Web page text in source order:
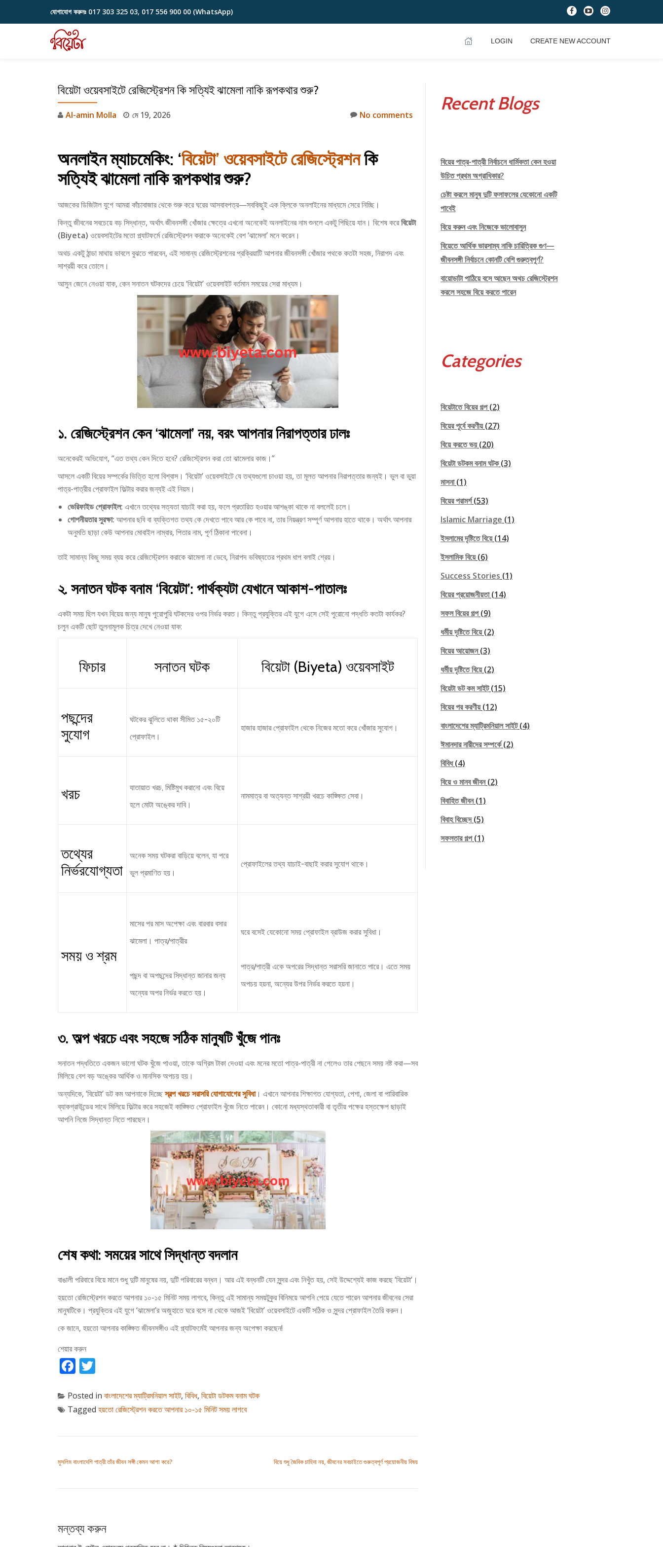
Skip
যোগাযোগ করুনঃ 017 303 325 03, 017 556 900 00 (WhatsApp)
fa-
facebook
fa-
youtube-
play
fa-
instagram
LOGIN CREATE NEW ACCOUNT
বিয়েটা ওয়েবসাইটে রেজিস্ট্রেশন কি সত্যিই ঝামেলা নাকি রূপকথার শুরু?
Al-amin Molla মে 19, 2026 No comments
অনলাইন ম্যাচমেকিং: ‘বিয়েটা’ ওয়েবসাইটে রেজিস্ট্রেশনকি
সত্যিই ঝামেলা নাকি রূপকথার শুরু?
আজকের ডিজিটাল যুগে আমরা কাঁচাবাজার থেকে শুরু করে ঘরের আসবাবপত্র—সবকিছুই এক ক্লিকে অনলাইনের মাধ্যমে সেরে নিচ্ছি।
কিন্তু জীবনের সবচেয়ে বড় সিদ্ধান্ত, অর্থাৎ জীবনসঙ্গী খোঁজার ক্ষেত্রে এখনো অনেকেই অনলাইনের নাম শুনলে একটু পিছিয়ে যান। বিশেষ করেবিয়েটা
(Biyeta) ওয়েবসাইটের মতো প্ল্যাটফর্মে রেজিস্ট্রেশন করাকে অনেকেই বেশ ‘ঝামেলা’ মনে করেন।
অথচ একটু ঠান্ডা মাথায় ভাবলে বুঝতে পারবেন, এই সামান্য রেজিস্ট্রেশনের প্রক্রিয়াটি আপনার জীবনসঙ্গী খোঁজার পথকে কতটা সহজ, নিরাপদ এবং
সাশ্রয়ী করে তোলে।
আসুন জেনে নেওয়া যাক, কেন সনাতন ঘটকদের চেয়ে ‘বিয়েটা’ ওয়েবসাইট বর্তমান সময়ের সেরা মাধ্যম।
১. রেজিস্ট্রেশন কেন ‘ঝামেলা’ নয়, বরং আপনার নিরাপত্তার ঢালঃ
অনেকেরই অভিযোগ, “এত তথ্য কেন দিতে হবে? রেজিস্ট্রেশন করা তো ঝামেলার কাজ।”
আসলে একটি বিয়ের সম্পর্কের ভিত্তি হলো বিশ্বাস। ‘বিয়েটা’ ওয়েবসাইটে যে তথ্যগুলো চাওয়া হয়, তা মূলত আপনার নিরাপত্তার জন্যই। ভুল বা ভুয়া
পাত্র-পাত্রীর প্রোফাইল ফিল্টার করার জন্যই এই নিয়ম।
ভেরিফাইড প্রোফাইল: এখানে তথ্যের সত্যতা যাচাই করা হয়, ফলে প্রতারিত হওয়ার আশঙ্কা থাকে না বললেই চলে।
গোপনীয়তার সুরক্ষা: আপনার ছবি বা ব্যক্তিগত তথ্য কে দেখতে পাবে আর কে পাবে না, তার নিয়ন্ত্রণ সম্পূর্ণ আপনার হাতে থাকে। অর্থাৎ আপনার
অনুমতি ছাড়া কেউ আপনার মোবাইল নাম্বার, পিতার নাম, পূর্ণ ঠিকানা পাবেনা।
তাই সামান্য কিছু সময় ব্যয় করে রেজিস্ট্রেশন করাকে ঝামেলা না ভেবে, নিরাপদ ভবিষ্যতের প্রথম ধাপ বলাই শ্রেয়।
২. সনাতন ঘটক বনাম ‘বিয়েটা’: পার্থক্যটা যেখানে আকাশ-পাতালঃ
একটা সময় ছিল যখন বিয়ের জন্য মানুষ পুরোপুরি ঘটকদের ওপর নির্ভর করত। কিন্তু প্রযুক্তির এই যুগে এসে সেই পুরোনো পদ্ধতি কতটা কার্যকর?
চলুন একটি ছোট তুলনামূলক চিত্র দেখে নেওয়া যাক:
ফিচার সনাতন ঘটক বিয়েটা (Biyeta) ওয়েবসাইট
পছন্দের
সুযোগ
ঘটকের ঝুলিতে থাকা সীমিত ১৫-২০টি
প্রোফাইল।
হাজার হাজার প্রোফাইল থেকে নিজের মতো করে খোঁজার সুযোগ।
খরচ
যাতায়াত খরচ, মিষ্টিমুখ করানো এবং বিয়ে
হলে মোটা অঙ্কের দাবি।
নামমাত্র বা অত্যন্ত সাশ্রয়ী খরচে কাঙ্ক্ষিত সেবা।
তথ্যের
নির্ভরযোগ্যতা
অনেক সময় ঘটকরা বাড়িয়ে বলেন, যা পরে
ভুল প্রমাণিত হয়।
প্রোফাইলের তথ্য যাচাই-বাছাই করার সুযোগ থাকে।
সময় ও শ্রম
মাসের পর মাস অপেক্ষা এবং বারবার বসার
ঝামেলা। পাত্র/পাত্রীর
পছন্দ বা অপছন্দের সিদ্ধান্ত জানার জন্য
অন্যের অপর নির্ভর করতে হয়।
ঘরে বসেই যেকোনো সময় প্রোফাইল ব্রাউজ করার সুবিধা।
পাত্র/পাত্রী একে অপরের সিদ্ধান্ত সরাসরি জানাতে পারে। এতে সময়
অপচয় হয়না, অন্যের উপর নির্ভর করতে হয়না।
৩. অল্প খরচে এবং সহজে সঠিক মানুষটি খুঁজে পানঃ
সনাতন পদ্ধতিতে একজন ভালো ঘটক খুঁজে পাওয়া, তাকে অগ্রিম টাকা দেওয়া এবং মনের মতো পাত্র-পাত্রী না পেলেও তার পেছনে সময় নষ্ট করা—সব
মিলিয়ে বেশ বড় অঙ্কের আর্থিক ও মানসিক অপচয় হয়।
অন্যদিকে, ‘বিয়েটা’ ডট কম আপনাকে দিচ্ছেস্বল্প খরচে সরাসরি যোগাযোগের সুবিধা। এখানে আপনার শিক্ষাগত যোগ্যতা, পেশা, জেলা বা পারিবারিক
ব্যাকগ্রাউন্ডের সাথে মিলিয়ে ফিল্টার করে সহজেই কাঙ্ক্ষিত প্রোফাইল খুঁজে নিতে পারেন। কোনো মধ্যস্থতাকারী বা তৃতীয় পক্ষের হস্তক্ষেপ ছাড়াই
আপনি নিজে সিদ্ধান্ত নিতে পারছেন।
শেষ কথা: সময়ের সাথে সিদ্ধান্ত বদলান
বাঙালী পরিবারে বিয়ে মানে শুধু দুটি মানুষের নয়, দুটি পরিবারের বন্ধন। আর এই বন্ধনটি যেন সুন্দর এবং নিখুঁত হয়, সেই উদ্দেশ্যেই কাজ করছে ‘বিয়েটা’।
হয়তো রেজিস্ট্রেশন করতে আপনার ১০-১৫ মিনিট সময় লাগবে, কিন্তু এই সামান্য সময়টুকুর বিনিময়ে আপনি পেয়ে যেতে পারেন আপনার জীবনের সেরা
মানুষটিকে। প্রযুক্তির এই যুগে ‘ঝামেলা’র অজুহাতে ঘরে বসে না থেকে আজই ‘বিয়েটা’ ওয়েবসাইটে একটি সঠিক ও সুন্দর প্রোফাইল তৈরি করুন।
কে জানে, হয়তো আপনার কাঙ্ক্ষিত জীবনসঙ্গীও এই প্ল্যাটফর্মেই আপনার জন্য অপেক্ষা করছেন!
শেয়ার করুন
Facebook
Posted in বাংলাদেশের ম্যাট্রিমনিয়াল সাইট, বিবিধ, বিয়েটা ডটকম বনাম ঘটক
Tagged হয়তো রেজিস্ট্রেশন করতে আপনার ১০-১৫ মিনিট সময় লাগবে
মুসলিম বাংলাদেশি পাত্রী তাঁর জীবন সঙ্গী কেমন আশা করে? বিয়ে শুধু জৈবিক চাহিদা নয়, জীবনের সবচাইতে গুরুত্বপূর্ণ প্রয়োজনীয় বিষয়
মন্তব্য করুন
Recent Blogs
বিয়ের পাত্র-পাত্রী নির্বাচনে ধার্মিকতা কেন হওয়া
উচিত প্রথম অগ্রাধিকার?
চেষ্টা করলে মানুষ দুটি ফলাফলের যেকোনো একটি
পাবেই
বিয়ে করুন এবং নিজেকে ভালোবাসুন
বিয়েতে আর্থিক ভারসাম্য নাকি চারিত্রিক গুণ—
জীবনসঙ্গী নির্বাচনে কোনটি বেশি গুরুত্বপূর্ণ?
বায়োডাটা পাঠিয়ে বসে আছেন অথচ রেজিস্ট্রেশন
করলে সহজে বিয়ে করতে পারেন
Categories
বিয়েটাতে বিয়ের গল্প(2)
বিয়ের পূর্বে করণীয়(27)
বিয়ে করতে ভয়(20)
বিয়েটা ডটকম বনাম ঘটক(3)
মাসনা(1)
বিয়ের পরামর্শ(53)
Islamic Marriage (1)
ইসলামের দৃষ্টিতে বিয়ে(14)
ইসলামিক বিয়ে(6)
Success Stories (1)
বিয়ের প্রয়োজনীয়তা(14)
সফল বিয়ের গল্প(9)
ধর্মীয় দৃষ্টিতে বিয়ে(2)
বিয়ের আয়োজন(3)
ধর্মীয় দৃষ্টিতে বিয়ে(2)
বিয়েটা ডট কম সাইট(15)
বিয়ের পর করণীয়(12)
বাংলাদেশের ম্যাট্রিমনিয়াল সাইট(4)
ঈমানদার নারীদের সম্পর্কে(2)
বিবিধ(4)
বিয়ে ও মানব জীবন(2)
বিবাহিত জীবন(1)
বিবাহ বিচ্ছেদ(5)
সফলতার গল্প(1)